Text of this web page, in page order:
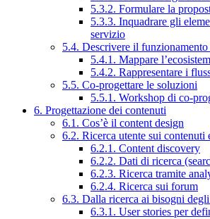
5.3.2. Formulare la
5.3.3. Inquadrare gli
servizio
5.4. Descrivere il
5.4.1. Mappare
5.4.2. Rappresentare i
5.5. Co-progettare le soluzioni
5.5.1. Workshop di co-
6. Progettazione dei contenuti
6.1. Cos’è il content design
6.2. Ricerca utente sui
6.2.1. Content discovery
6.2.2. Dati di ricerca
6.2.3. Ricerca tramite
6.2.4. Ricerca sui forum
6.3. Dalla ricerca ai bisogni
6.3.1. User stories per